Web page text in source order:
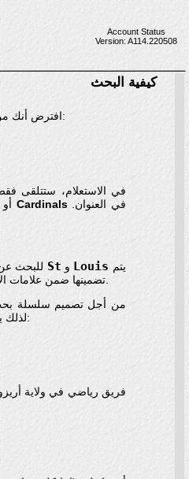
Account Status
Version: A114.220508
كيفية البحث
افترض أنك من محبي البيسبول وتريد البحث عن قبعة بيسبول سانت لويس كاردينالز. («سانت لويس كاردينالز» فريق بيسبول أمريكي.) قد تكون المحاولة الأولى في الاستعلام:
في الاستعلام، ستتلقى
Cardinalsفي العنوان.
St Louis
تضمينها ضمن علامات الاقتباس، يتم التعامل معها ككلمة رئيسية واحدة بدلاً من كلمتين رئيسيتين منفصلتين. أعاد هذا البحث 276 نتيجة، 45 أكثر من سلسلة البحث الأولى التي تم إرجاعها.
من أجل تصميم سلسلة بحث
. لذلك يجب علينا تعديل سلسلة البحث الخاصة بنا لتكون: